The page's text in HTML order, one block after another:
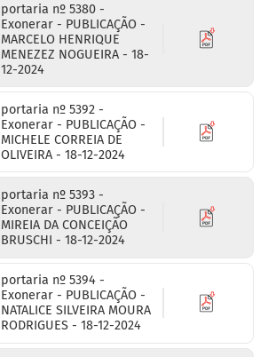
portaria nº 5380 -
Exonerar - PUBLICAÇÃO -
MARCELO HENRIQUE
MENEZEZ NOGUEIRA - 18-
12-2024
portaria nº 5392 -
Exonerar - PUBLICAÇÃO -
MICHELE CORREIA DE
OLIVEIRA - 18-12-2024
portaria nº 5393 -
Exonerar - PUBLICAÇÃO -
MIREIA DA CONCEIÇÃO
BRUSCHI - 18-12-2024
portaria nº 5394 -
Exonerar - PUBLICAÇÃO -
NATALICE SILVEIRA MOURA
RODRIGUES - 18-12-2024